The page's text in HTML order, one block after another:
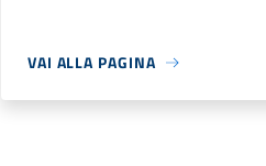
VAI ALLA PAGINA